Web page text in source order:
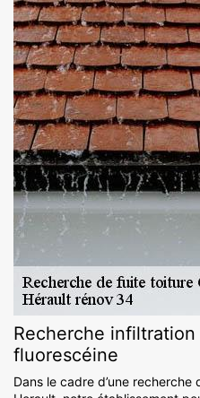
Recherche infiltration
fluorescéine
Dans le cadre d’une